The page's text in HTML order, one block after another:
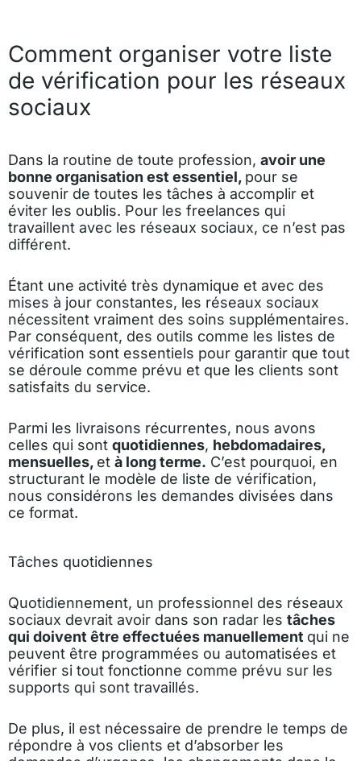
Comment organiser votre liste
de vérification pour les réseaux
sociaux
Dans la routine de toute profession, avoir une
bonne organisation est essentiel, pour se
souvenir de toutes les tâches à accomplir et
éviter les oublis. Pour les freelances qui
travaillent avec les réseaux sociaux, ce n’est pas
différent.
Étant une activité très dynamique et avec des
mises à jour constantes, les réseaux sociaux
nécessitent vraiment des soins supplémentaires.
Par conséquent, des outils comme les listes de
vérification sont essentiels pour garantir que tout
se déroule comme prévu et que les clients sont
satisfaits du service.
Parmi les livraisons récurrentes, nous avons
celles qui sont quotidiennes, hebdomadaires,
mensuelles, et à long terme. C’est pourquoi, en
structurant le modèle de liste de vérification,
nous considérons les demandes divisées dans
ce format.
Tâches quotidiennes
Quotidiennement, un professionnel des réseaux
sociaux devrait avoir dans son radar les tâches
qui doivent être effectuées manuellement qui ne
peuvent être programmées ou automatisées et
vérifier si tout fonctionne comme prévu sur les
supports qui sont travaillés.
De plus, il est nécessaire de prendre le temps de
répondre à vos clients et d’absorber les